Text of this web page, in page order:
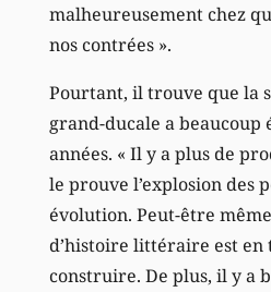
malheureusement chez
nos contrées ».
Pourtant, il trouve que la
grand-ducale a beaucoup
années. « Il y a plus de
le prouve l’explosion des
évolution. Peut-être
d’histoire littéraire est en
construire. De plus, il y a